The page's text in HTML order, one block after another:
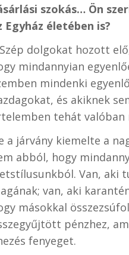
szokás… Ön
Egyház életében is?
dolgokat hozott
mindannyian
mindenki
és akiknek
tehát valóban
a járvány kiemelte a
abból, hogy
Van, aki
van, aki
másokkal
pénzhez,
fenyeget.